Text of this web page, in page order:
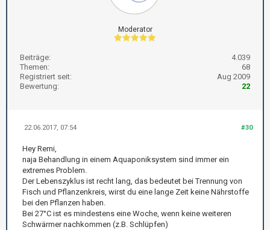
Moderator
Beiträge:
4.039
Themen:
68
Registriert seit:
Aug 2009
Bewertung:
22
#30
22.06.2017, 07:54
Hey Remi,
naja Behandlung in einem Aquaponiksystem sind immer ein
extremes Problem.
Der Lebenszyklus ist recht lang, das bedeutet bei Trennung von
Fisch und Pflanzenkreis, wirst du eine lange Zeit keine Nährstoffe
bei den Pflanzen haben.
Bei 27°C ist es mindestens eine Woche, wenn keine weiteren
Schwärmer nachkommen (z.B. Schlüpfen)